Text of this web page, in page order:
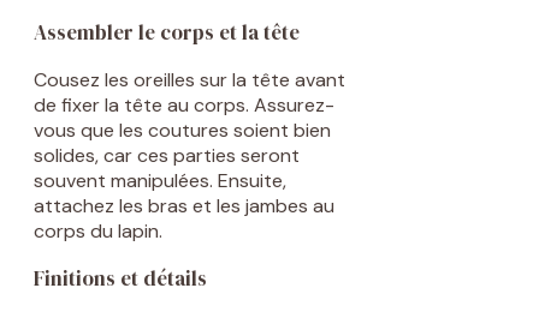
Assembler le corps et la tête
Cousez les oreilles sur la tête avant
de fixer la tête au corps. Assurez-
vous que les coutures soient bien
solides, car ces parties seront
souvent manipulées. Ensuite,
attachez les bras et les jambes au
corps du lapin.
Finitions et détails